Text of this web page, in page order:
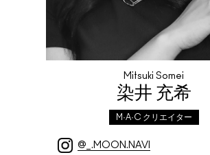
Mitsuki Somei
染井 充希
M·A·C クリエイター
@_.MOON.NAVI